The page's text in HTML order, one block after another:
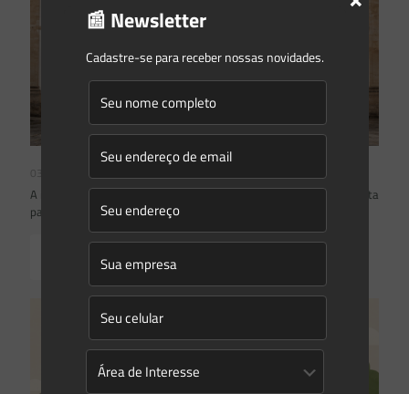
A inclusão de imóvel em inventário de patrimônio cultural não basta
para impor restrições ao direito de propriedade:
Read more
📰 Newsletter
Cadastre-se para receber nossas novidades.